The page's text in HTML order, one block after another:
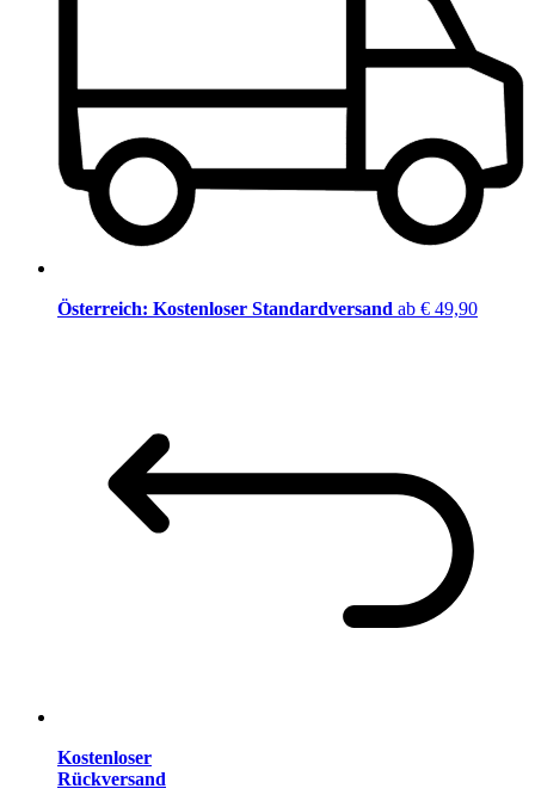
Österreich: Kostenloser Standardversand ab € 49,90
Kostenloser
Rückversand